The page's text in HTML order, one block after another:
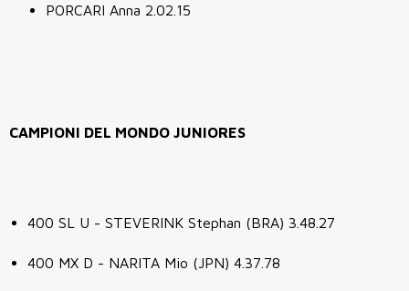
PORCARI Anna 2.02.15
CAMPIONI DEL MONDO JUNIORES
400 SL U - STEVERINK Stephan (BRA) 3.48.27
400 MX D - NARITA Mio (JPN) 4.37.78